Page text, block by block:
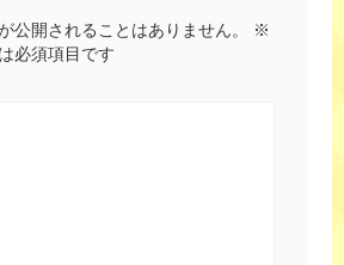
公開されることはありません。
※
必須項目です